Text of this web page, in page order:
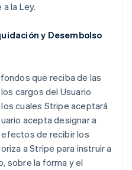
la Ley.
y Desembolso
que reciba de las
cargos del Usuario
los cuales Stripe aceptará
acepta designar a
de recibir los
a Stripe para instruir a
sobre la forma y el